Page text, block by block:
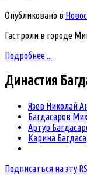
Опубликовано в
Гастроли в городе
Подробнее ...
Династия
Язев Николай
Багдасаров
Артур
Карина
Подписаться на эту